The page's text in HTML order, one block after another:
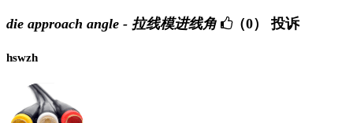
die approach angle - 拉线模进线角 （0） 投诉
hswzh